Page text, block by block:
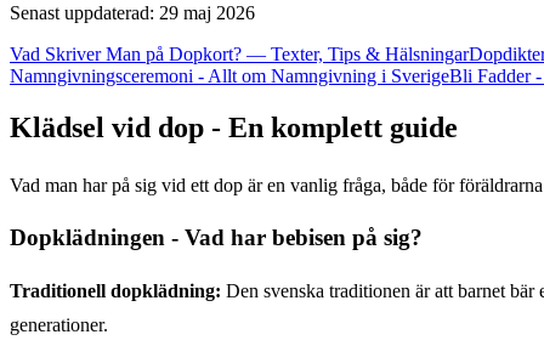
Senast uppdaterad: 29 maj 2026
Vad Skriver Man på Dopkort? — Texter, Tips & Hälsningar
Namngivningsceremoni - Allt om Namngivning i SverigeBli Fadder
Klädsel vid dop - En komplett guide
Vad man har på sig vid ett dop är en vanlig fråga, både för
Dopklädningen - Vad har bebisen på sig?
Traditionell dopklädning: Den svenska traditionen är att barnet
generationer.